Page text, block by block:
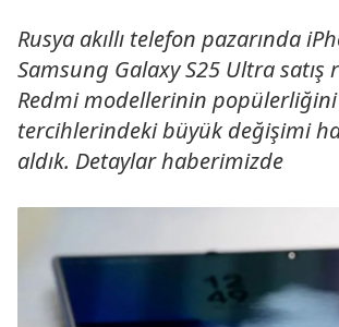
Rusya akıllı telefon pazarında
Samsung Galaxy S25 Ultra satış
Redmi modellerinin popülerliğini
tercihlerindeki büyük değişimi
aldık. Detaylar haberimizde